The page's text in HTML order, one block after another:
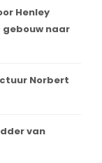
Henley
gebouw naar
Norbert
van